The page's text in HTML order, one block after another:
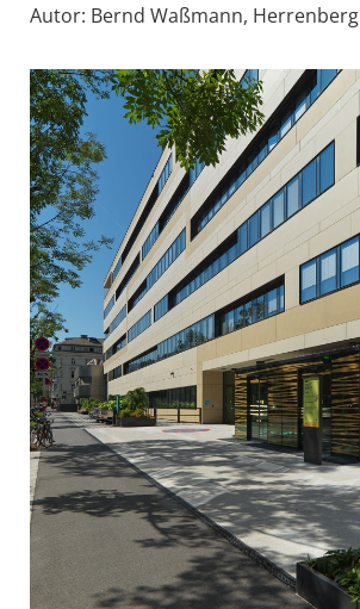
Autor: Bernd Waßmann, Herrenberg